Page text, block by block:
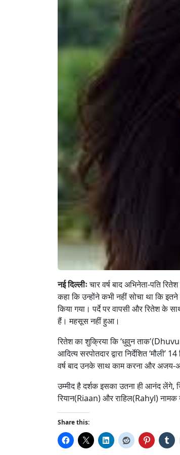
नई दिल्लीःचार वर्ष बाद अभिनेता-पति
कहा कि उन्होंने कभी नहीं सोचा था कि
किया गया। पर्दे पर वापसी और रितेश के
हैं। महसूस नहीं हुआ।
रितेश का शुक्रिया कि ‘धुवुन
आदित्य सरपोतदार द्वारा निर्देशित
वर्ष बाद उनके साथ काम करना और अजय-
उम्मीद है दर्शक इसका उतना ही आनंद लेंगे,
रियान(Riaan) और राहिल(Rahyl)
Share this: